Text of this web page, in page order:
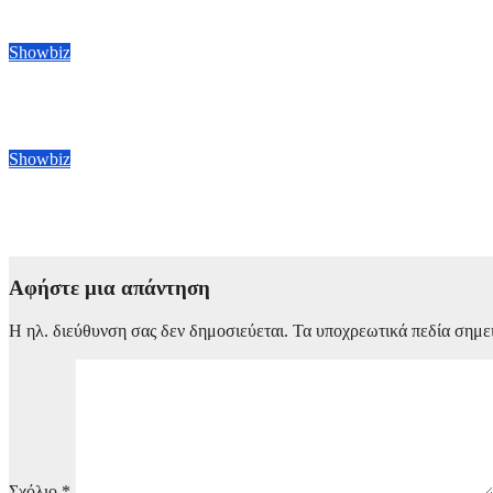
Showbiz
Showbiz
Αφήστε μια απάντηση
Η ηλ. διεύθυνση σας δεν δημοσιεύεται. Τα υποχρεωτικά πεδία